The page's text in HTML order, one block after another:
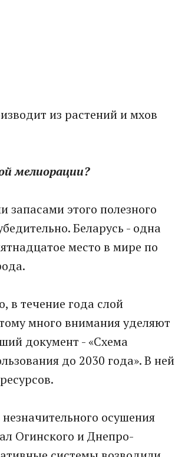
из растений и мхов
мелиорации?
запасами этого полезного
Беларусь - одна
место в мире по
в течение года слой
много внимания уделяют
документ - «Схема
до 2030 года». В ней
осушения
Огинского и Днепро-